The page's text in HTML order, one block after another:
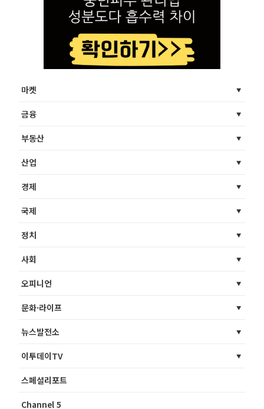
마켓
금융
부동산
산업
경제
국제
정치
사회
오피니언
문화·라이프
뉴스발전소
이투데이TV
스페셜리포트
Channel 5